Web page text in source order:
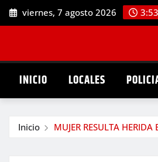
Saltar
al
viernes, 7 agosto 2026
INICIO LOCALES
Inicio MUJER RESULTA